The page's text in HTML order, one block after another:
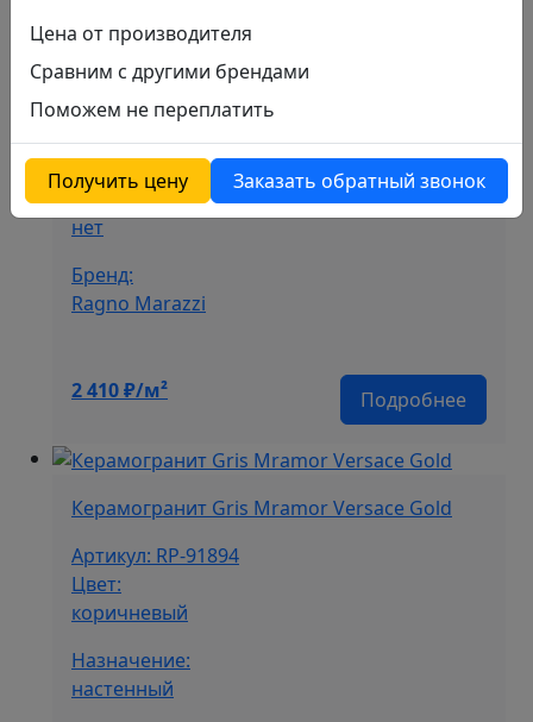
Назначение:
напольный
Рисунок:
под дерево
Ректификат:
нет
Бренд:
Ragno Marazzi
Подробнее
2 410₽/м²
Керамогранит Gris Mramor Versace Gold
Артикул: RP-91894
Цвет:
коричневый
Назначение:
настенный
Цена от производителя
Сравним с другими брендами
Поможем не переплатить
Получить цену Заказать обратный звонок